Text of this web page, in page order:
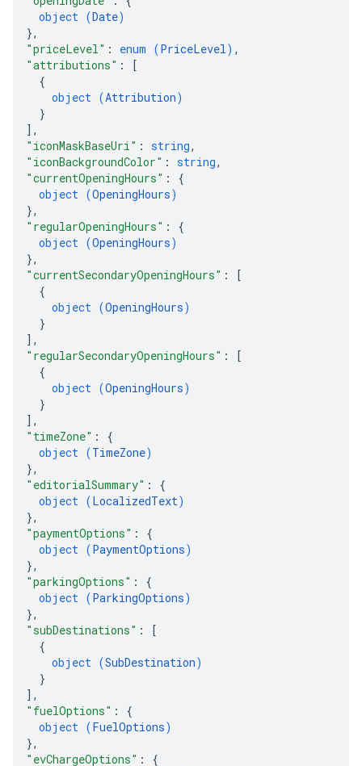
object (Date)
},
"priceLevel" : enum (PriceLevel) ,
"attributions" :
[
{
object (Attribution)
}
] ,
"iconMaskBaseUri" : string,
"iconBackgroundColor" : string,
"currentOpeningHours" : {
object (OpeningHours)
},
"regularOpeningHours" : {
object (OpeningHours)
},
"currentSecondaryOpeningHours" :
[
{
object (OpeningHours)
}
] ,
"regularSecondaryOpeningHours" :
[
{
object (OpeningHours)
}
] ,
"timeZone" : {
object (TimeZone)
},
"editorialSummary" : {
object (LocalizedText)
},
"paymentOptions" : {
object (PaymentOptions)
},
"parkingOptions" : {
object (ParkingOptions)
},
"subDestinations" :
[
{
object (SubDestination)
}
] ,
"fuelOptions" : {
object (FuelOptions)
},
"evChargeOptions" : {